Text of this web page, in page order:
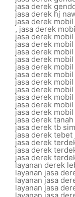
jasa derek
jasa derek hj
jasa derek
, jasa derek
jasa derek
jasa derek
jasa derek
jasa derek
jasa derek mobil
jasa derek
jasa derek
jasa derek
jasa derek
jasa derek
jasa derek
jasa derek
jasa derek tb
jasa derek tebet
jasa derek
jasa derek
jasa derek
layanan derek
layanan jasa
layanan jasa
layanan jasa